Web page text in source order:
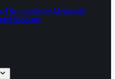
Die bayerische Metropole
Moderne